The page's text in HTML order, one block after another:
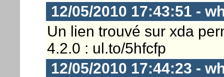
12/05/2010 17:43:51 -
Un lien trouvé sur xda
4.2.0 : ul.to/5hfcfp
12/05/2010 17:44:23 -